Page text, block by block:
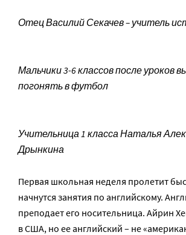
Отец Василий Секачев – учитель
Мальчики 3-6 классов после уроков
погонять в футбол
Учительница 1 класса Наталья
Дрынкина
Первая школьная неделя пролетит
начнутся занятия по английскому.
преподает его носительница. Айрин
в США, но ее английский – не